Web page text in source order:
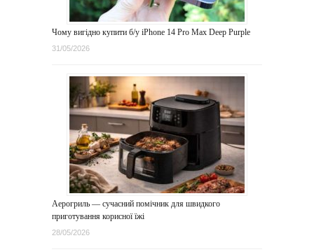
Чому вигідно купити б/у iPhone 14 Pro Max Deep Purple
31/05/2026
Аерогриль — сучасний помічник для швидкого
приготування корисної їжі
28/05/2026